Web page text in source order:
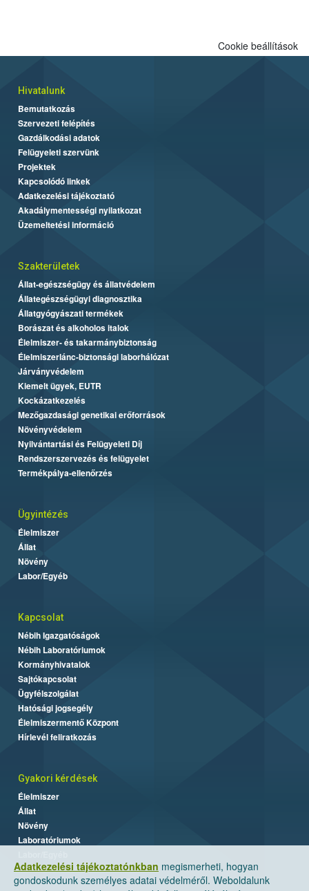
Adatkezelési tájékoztatónkban megismerheti, hogyan
gondoskodunk személyes adatai védelméről. Weboldalunk
Cookie beállítások
Hivatalunk
Bemutatkozás
Szervezeti felépítés
Gazdálkodási adatok
Felügyeleti szervünk
Projektek
Kapcsolódó linkek
Adatkezelési tájékoztató
Akadálymentességi nyilatkozat
Üzemeltetési információ
Szakterületek
Állat-egészségügy és állatvédelem
Állategészségügyi diagnosztika
Állatgyógyászati termékek
Borászat és alkoholos italok
Élelmiszer- és takarmánybiztonság
Élelmiszerlánc-biztonsági laborhálózat
Járványvédelem
Kiemelt ügyek, EUTR
Kockázatkezelés
Mezőgazdasági genetikai erőforrások
Növényvédelem
Nyilvántartási és Felügyeleti Díj
Rendszerszervezés és felügyelet
Termékpálya-ellenőrzés
Ügyintézés
Élelmiszer
Állat
Növény
Labor/Egyéb
Kapcsolat
Nébih Igazgatóságok
Nébih Laboratóriumok
Kormányhivatalok
Sajtókapcsolat
Ügyfélszolgálat
Hatósági jogsegély
Élelmiszermentő Központ
Hírlevél feliratkozás
Gyakori kérdések
Élelmiszer
Állat
Növény
Laboratóriumok